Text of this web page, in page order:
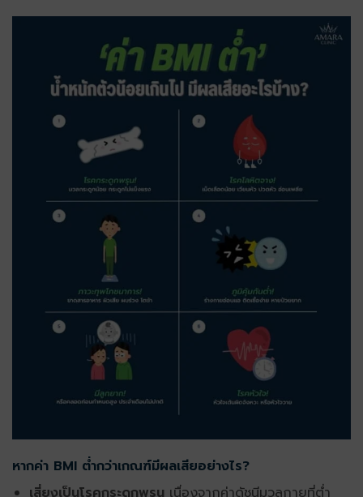
หากค่า BMI ต่ำกว่าเกณฑ์มีผลเสียอย่างไร?
เสี่ยงเป็นโรคกระดูกพรุน เนื่องจากค่าดัชนีมวลกายที่ต่ำ